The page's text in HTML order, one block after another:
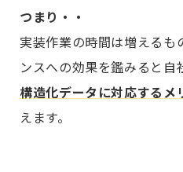
つまり・・
実装作業の時間は増えるも
ンスへの効果を鑑みると自
構造化データに対応するメ
えます。